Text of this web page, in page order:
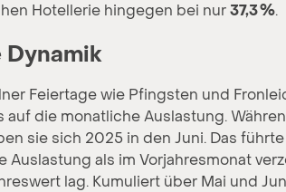
Hotellerie hingegen bei nur37,3 %.
Feiertage wie Pfingsten und
die monatliche Auslastung.
sie sich 2025 in den Juni. Das führte
Auslastung als im Vorjahresmonat
lag. Kumuliert über Mai und